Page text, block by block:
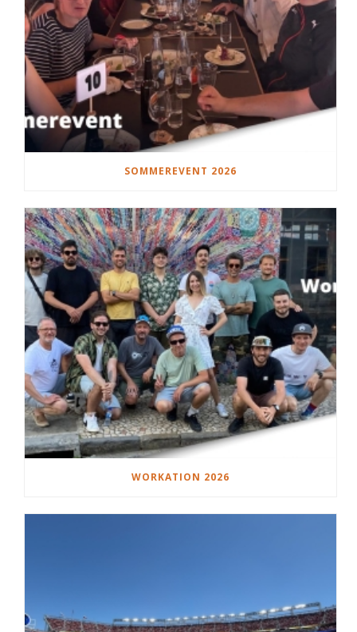
SOMMEREVENT 2026
WORKATION 2026